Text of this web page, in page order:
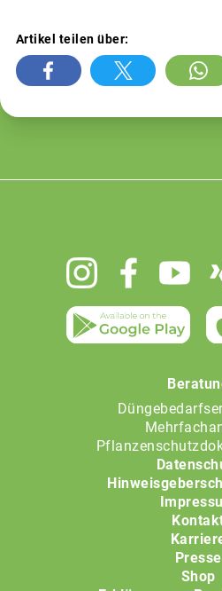
Artikel teilen über:
Presse
Shop